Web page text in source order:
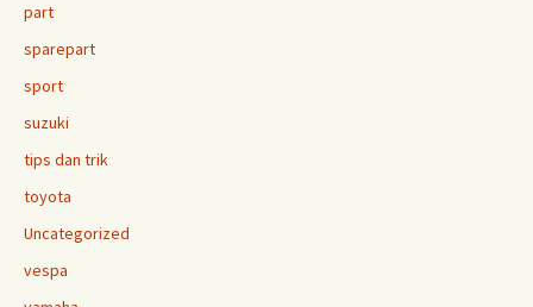
part
sparepart
sport
suzuki
tips dan trik
toyota
Uncategorized
vespa